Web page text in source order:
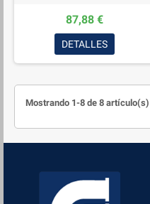
87,88 €
DETALLES
Mostrando 1-8 de 8 artículo(s)